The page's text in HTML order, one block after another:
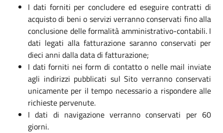
I dati forniti per concludere ed eseguire contratti di
acquisto di beni o servizi verranno conservati fino alla
conclusione delle formalità amministrativo-contabili. I
dati legati alla fatturazione saranno conservati per
dieci anni dalla data di fatturazione;
I dati forniti nei form di contatto o nelle mail inviate
agli indirizzi pubblicati sul Sito verranno conservati
unicamente per il tempo necessario a rispondere alle
richieste pervenute.
I dati di navigazione verranno conservati per 60
giorni.